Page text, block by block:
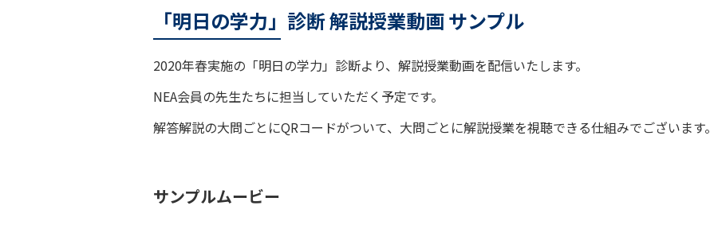
「明日の学力」診断 解説授業動画 サンプル
2020年春実施の「明日の学力」診断より、解説授業動画を配信いたします。
NEA会員の先生たちに担当していただく予定です。
解答解説の大問ごとにQRコードがついて、大問ごとに解説授業を視聴できる仕組みでございます。
サンプルムービー